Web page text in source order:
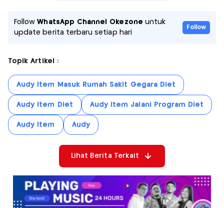
FollowWhatsApp Channel Okezone untuk
update berita terbaru setiap hari
Follow
Topik Artikel :
Audy Item Masuk Rumah Sakit Gegara Diet
Audy Item Diet Audy Item Jalani Program Diet
Audy Item Audy
Lihat Berita Terkait